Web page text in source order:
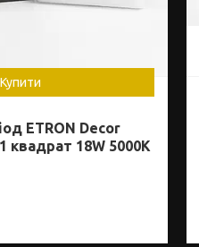
Купити
ETRON Decor
квадрат 18W 5000K